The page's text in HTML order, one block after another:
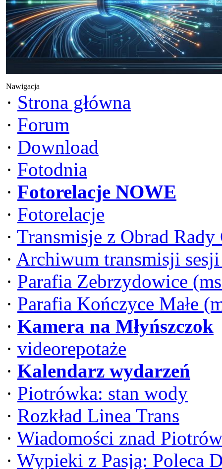
Nawigacja
· Strona główna
· Forum
· Download
· Fotodnia
· Fotorelacje NOWE
· Fotorelacje
· Transmisje z Obrad
· Archiwum transmisji
· Parafia Zebrzydowice
· Parafia Kończyce Małe
· Kamera na Młyńszczok
· videorepotaże
· Kalendarz wydarzeń
· Piotrówka: stan wody
· Rozkład Linea Trans
· Wiadomości znad
· Wypieki z Pasją: Poleca